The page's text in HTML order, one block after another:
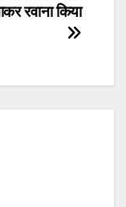
रवाना किया